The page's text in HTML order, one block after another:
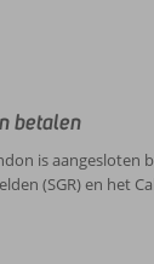
betalen
is aangesloten
(SGR) en het